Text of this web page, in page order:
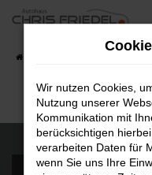
Zum
springen
Wir nutzen Cookies,
Nutzung unserer
Kommunikation mit
berücksichtigen
verarbeiten Daten für
wenn Sie uns Ihre